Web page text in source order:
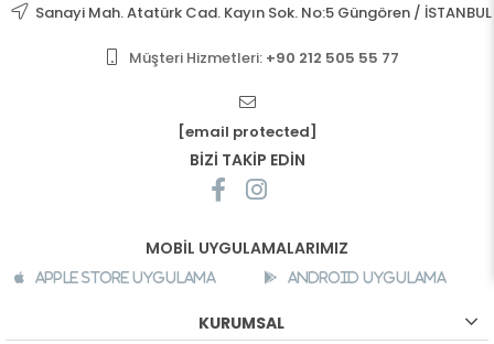
Sanayi Mah. Atatürk Cad. Kayın Sok. No:5 Güngören / İSTANBUL
Müşteri Hizmetleri: +90 212 505 55 77
[email protected]
BİZİ TAKİP EDİN
MOBİL UYGULAMALARIMIZ
Apple Store Uygulama Android Uygulama
KURUMSAL